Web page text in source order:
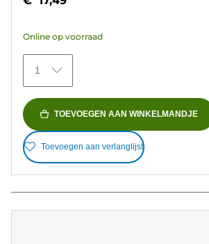
de
sterren.
481
beoordelingen
Online op voorraad
1
TOEVOEGEN AAN WINKELMANDJE
Toevoegen aan verlanglijst